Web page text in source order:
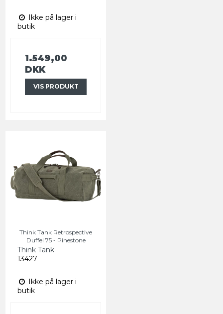
Ikke på lager i
butik
1.549,00
DKK
VIS PRODUKT
Think Tank Retrospective
Duffel 75 - Pinestone
Think Tank
13427
Ikke på lager i
butik